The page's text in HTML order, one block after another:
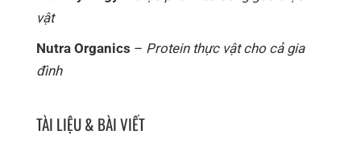
vật
Nutra Organics – Protein thực vật cho cả gia
đình
TÀI LIỆU & BÀI VIẾT